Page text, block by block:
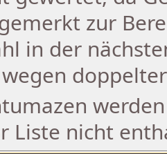
zur
in der
Liste nicht